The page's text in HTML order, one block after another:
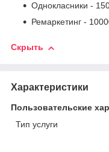
Однокласники -
Ремаркетинг -
Скрыть
Характеристики
Пользовательские
Тип услуги